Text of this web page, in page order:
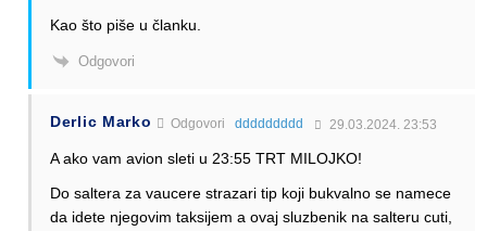
Kao što piše u članku.
Odgovori
Derlic Marko Odgovoriddddddddd 29.03.2024. 23:53
A ako vam avion sleti u 23:55 TRT MILOJKO!
Do saltera za vaucere strazari tip koji bukvalno se namece
da idete njegovim taksijem a ovaj sluzbenik na salteru cuti,